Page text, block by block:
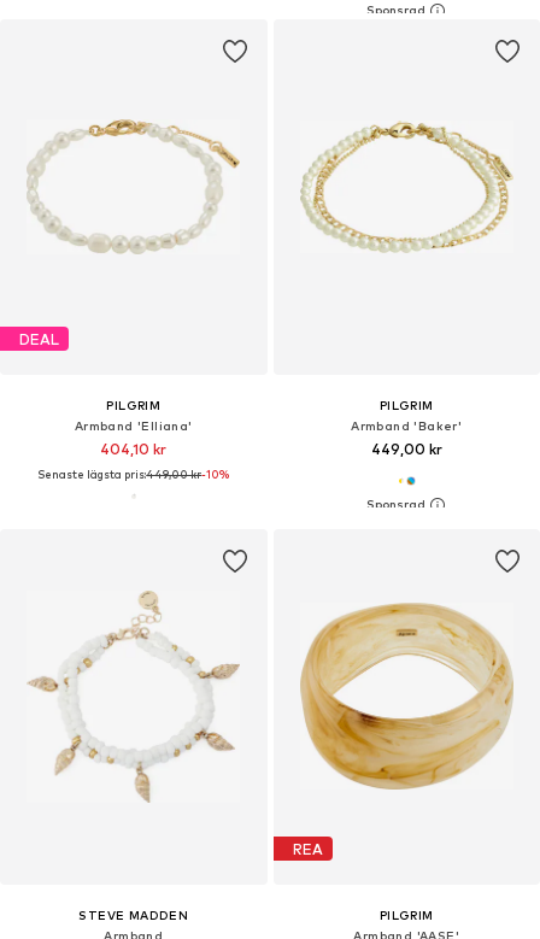
DEAL
PILGRIM
Armband 'Elliana'
404,10 kr
Senaste lägsta pris:449,00 kr-10%
PILGRIM
Armband 'Baker'
449,00 kr
STEVE MADDEN
Armband
REA
PILGRIM
Armband 'AASE'